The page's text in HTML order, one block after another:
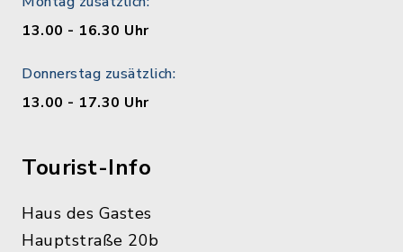
13.00 - 16.30 Uhr
Donnerstag zusätzlich:
13.00 - 17.30 Uhr
Tourist-Info
Haus des Gastes
Hauptstraße 20b